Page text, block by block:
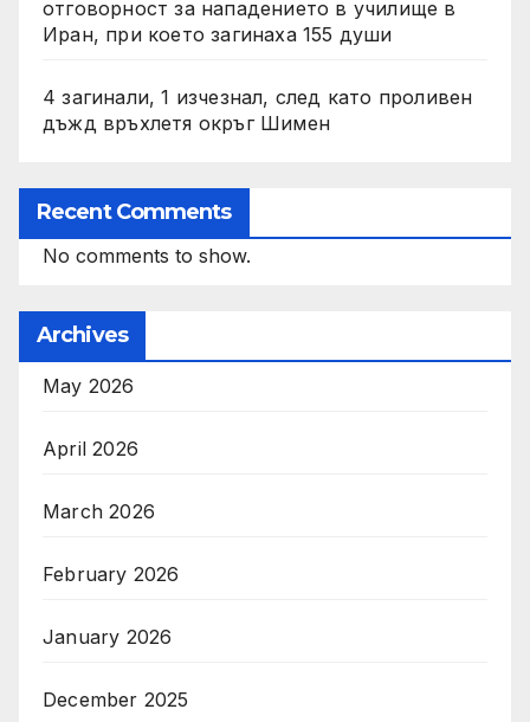
отговорност за нападението в училище в
Иран, при което загинаха 155 души
4 загинали, 1 изчезнал, след като проливен
дъжд връхлетя окръг Шимен
Recent Comments
No comments to show.
Archives
May 2026
April 2026
March 2026
February 2026
January 2026
December 2025